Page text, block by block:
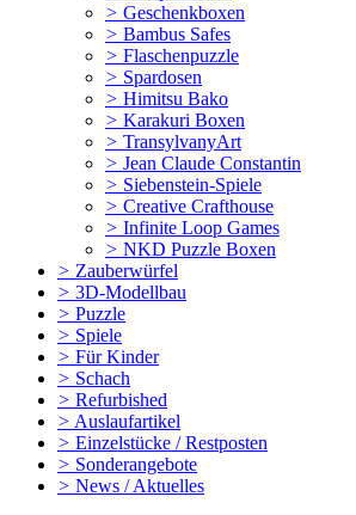
> Geschenkboxen
> Bambus Safes
> Flaschenpuzzle
> Spardosen
> Himitsu Bako
> Karakuri Boxen
> TransylvanyArt
> Jean Claude Constantin
> Siebenstein-Spiele
> Creative Crafthouse
> Infinite Loop Games
> NKD Puzzle Boxen
> Zauberwürfel
> 3D-Modellbau
> Puzzle
> Spiele
> Für Kinder
> Schach
> Refurbished
> Auslaufartikel
> Einzelstücke / Restposten
> Sonderangebote
> News / Aktuelles